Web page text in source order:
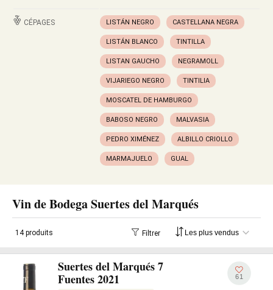
CÉPAGES LISTÁN NEGRO CASTELLANA NEGRA
LISTÁN BLANCO TINTILLA
LISTAN GAUCHO NEGRAMOLL
VIJARIEGO NEGRO TINTILIA
MOSCATEL DE HAMBURGO
BABOSO NEGRO MALVASIA
PEDRO XIMÉNEZ ALBILLO CRIOLLO
MARMAJUELO GUAL
Vin de Bodega Suertes del Marqués
14 produits Filtrer
Suertes del Marqués 7
Fuentes 2021
61